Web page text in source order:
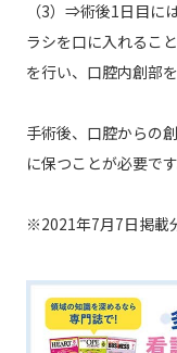
（3）⇒術後1日目に
ラシを口に入れるこ
を行い、口腔内創部
手術後、口腔からの
に保つことが必要です
※2021年7月7日掲載